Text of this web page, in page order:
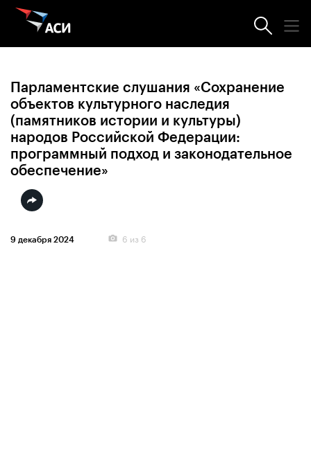
Фотогалерея
Парламентские слушания «Сохранение
объектов культурного наследия
(памятников истории и культуры)
народов Российской Федерации:
программный подход и законодательное
обеспечение»
9 декабря 2024 6 из 6